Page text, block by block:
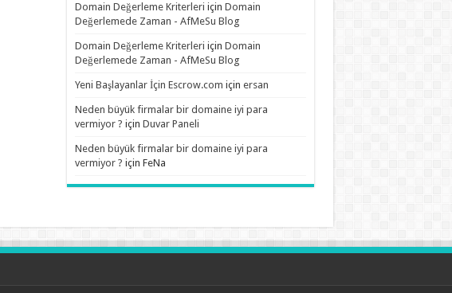
Domain Değerleme Kriterleri için Domain
Değerlemede Zaman - AfMeSu Blog
Domain Değerleme Kriterleri için Domain
Değerlemede Zaman - AfMeSu Blog
Yeni Başlayanlar İçin Escrow.com için ersan
Neden büyük firmalar bir domaine iyi para
vermiyor ? için Duvar Paneli
Neden büyük firmalar bir domaine iyi para
vermiyor ? için FeNa